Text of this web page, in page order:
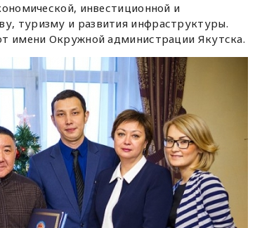
инвестиционной и
туризму и развития инфраструктуры.
имени Окружной администрации Якутска.